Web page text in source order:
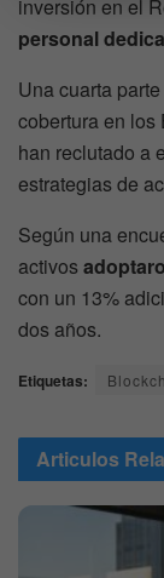
inversión en el
personal
Una cuarta
cobertura en
han reclutado a
estrategias de
Según una
activos
con un 13%
dos años.
Etiquetas:
Articulos